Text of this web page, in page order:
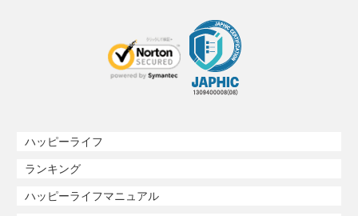
ハッピーライフ
ランキング
ハッピーライフマニュアル